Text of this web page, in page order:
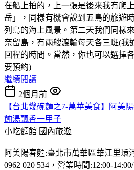
在船上拍的，上一張是後來我有爬
岳」，同樣有機會說到五島的旅遊
列島的海上風景。第二天我們同樣
奈留島，有兩艘渡輪每天各三班(我
回程的時間。當然，你也可以選擇
要預約)
繼續閱讀
2個月前
【台北幾碗麵之7-萬華美食】阿美
飩湯飄香一甲子
小吃麵館 國內旅遊
阿美陽春麵:臺北市萬華區華江里環
0962 020 534，營業時間:12:00-